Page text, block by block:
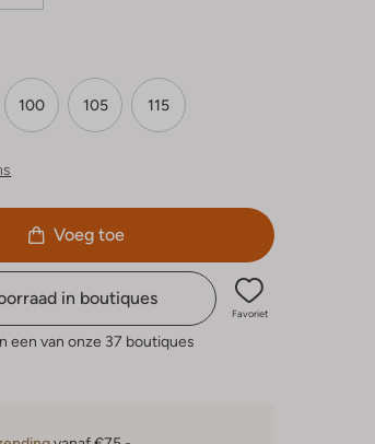
100 105 115
Voeg toe
in boutiques
Favoriet
een van onze 37 boutiques